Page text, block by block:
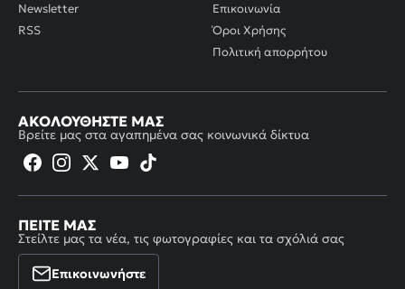
Newsletter
RSS
Επικοινωνία
Όροι Χρήσης
Πολιτική απορρήτου
ΑΚΟΛΟΥΘΉΣΤΕ ΜΑΣ
Βρείτε μας στα αγαπημένα σας κοινωνικά δίκτυα
ΠΕΊΤΕ ΜΑΣ
Στείλτε μας τα νέα, τις φωτογραφίες και τα σχόλιά σας
Επικοινωνήστε